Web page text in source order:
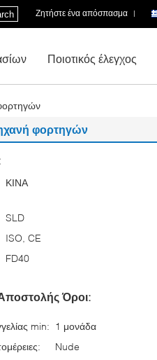
Ζητήστε ένα απόσπασμα |
Ποιοτικός έλεγχος
φορτηγών
ΚΙΝΑ
SLD
ISO, CE
FD40
Όροι:
min: 1 μονάδα
Nude